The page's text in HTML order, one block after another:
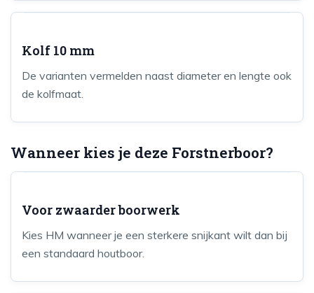
Kolf 10 mm
De varianten vermelden naast diameter en lengte ook
de kolfmaat.
Wanneer kies je deze Forstnerboor?
Voor zwaarder boorwerk
Kies HM wanneer je een sterkere snijkant wilt dan bij
een standaard houtboor.